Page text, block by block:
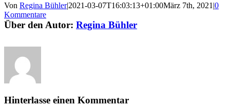
Von Regina Bühler|2021-03-07T16:03:13+01:00März 7th, 2021 |0
Kommentare
Über den Autor: Regina Bühler
Hinterlasse einen Kommentar